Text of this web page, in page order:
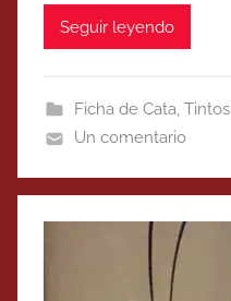
Seguir leyendo
Ficha de Cata, Tintos
Un comentario